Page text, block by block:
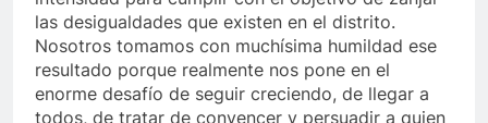
las desigualdades que existen en el distrito.
Nosotros tomamos con muchísima humildad ese
resultado porque realmente nos pone en el
enorme desafío de seguir creciendo, de llegar a
todos, de tratar de convencer y persuadir a quien